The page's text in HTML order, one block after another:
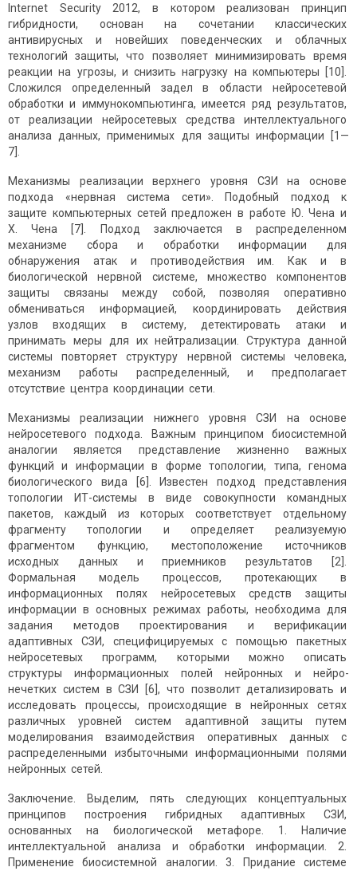
Internet Security 2012, в котором реализован принцип
гибридности, основан на сочетании классических
антивирусных и новейших поведенческих и облачных
технологий защиты, что позволяет минимизировать время
реакции на угрозы, и снизить нагрузку на компьютеры [10].
Сложился определенный задел в области нейросетевой
обработки и иммуно­компьютинга, имеется ряд результатов,
от реализации нейросетевых средства интеллектуального
анализа данных, применимых для защиты информации [1—
7].
Механизмы реализации верхнего уровня СЗИ на основе
подхода «нервная система сети». Подобный подход к
защите компьютерных сетей предложен в работе Ю. Чена и
Х. Чена [7]. Подход заключается в распределенном
механизме сбора и обработки информации для
обнаружения атак и противодействия им. Как и в
биологической нервной системе, множество компонентов
защиты связаны между собой, позволяя оперативно
обмениваться инфор­мацией, координировать действия
узлов входящих в систему, детектировать атаки и
принимать меры для их нейтрализации. Структура данной
системы повторяет структуру нервной системы человека,
механизм работы распределенный, и предполагает
отсутствие центра координации сети.
Механизмы реализации нижнего уровня СЗИ на основе
нейросетевого подхода. Важным принципом биосистемной
аналогии является представление жизненно важных
функций и информации в форме топологии, типа, генома
биологического вида [6]. Известен подход представления
топологии ИТ-системы в виде совокупности командных
пакетов, каждый из которых соответствует отдельному
фрагменту топологии и определяет реализуемую
фрагментом функцию, местоположение источников
исходных данных и прием­ников результатов [2].
Формальная модель процессов, протекающих в
информационных полях нейросетевых средств защиты
информации в основных режимах работы, необходима для
задания методов проектирования и верификации
адаптивных СЗИ, специфицируемых с помощью пакетных
нейросетевых программ, которыми можно описать
структуры информационных полей нейронных и нейро-
нечетких систем в СЗИ [6], что позволит детализировать и
исследовать процессы, происходящие в нейронных сетях
различных уровней систем адаптивной защиты путем
моделирования взаимодействия оперативных данных с
распределенными избыточными информа­ционными полями
нейронных сетей.
Заключение. Выделим, пять следующих концептуальных
принципов построения гибридных адаптивных СЗИ,
основанных на биологической метафоре. 1. Наличие
интеллектуальной анализа и обработки информации. 2.
Применение биосистемной аналогии. 3. Придание системе